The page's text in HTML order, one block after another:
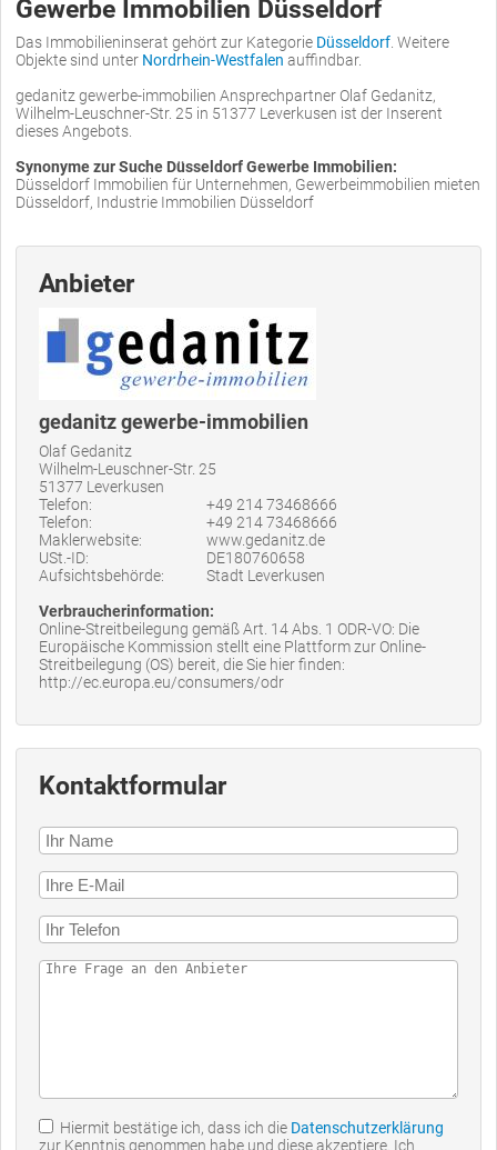
Gewerbe Immobilien Düsseldorf
Das Immobilieninserat gehört zur Kategorie Düsseldorf . Weitere
Objekte sind unter Nordrhein-Westfalen auffindbar.
gedanitz gewerbe-immobilien Ansprechpartner Olaf Gedanitz,
Wilhelm-Leuschner-Str. 25 in 51377 Leverkusen ist der Inserent
dieses Angebots.
Synonyme zur Suche Düsseldorf Gewerbe Immobilien:
Düsseldorf Immobilien für Unternehmen, Gewerbeimmobilien mieten
Düsseldorf, Industrie Immobilien Düsseldorf
Anbieter
gedanitz gewerbe-immobilien
Olaf Gedanitz
Wilhelm-Leuschner-Str. 25
51377 Leverkusen
Telefon:
+49 214 73468666
Telefon:
+49 214 73468666
Maklerwebsite:
www.gedanitz.de
USt.-ID:
DE180760658
Aufsichtsbehörde:
Stadt Leverkusen
Verbraucherinformation:
Online-Streitbeilegung gemäß Art. 14 Abs. 1 ODR-VO: Die
Europäische Kommission stellt eine Plattform zur Online-
Streitbeilegung (OS) bereit, die Sie hier finden:
http://ec.europa.eu/consumers/odr
Kontaktformular
Hiermit bestätige ich, dass ich die Datenschutzerklärung
zur Kenntnis genommen habe und diese akzeptiere. Ich